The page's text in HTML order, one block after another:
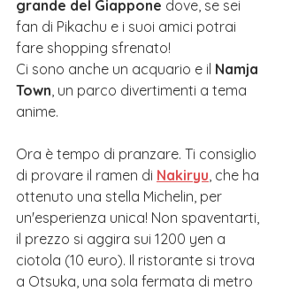
grande del Giappone dove, se sei
fan di Pikachu e i suoi amici potrai
fare shopping sfrenato!
Ci sono anche un acquario e il Namja
Town , un parco divertimenti a tema
anime.
Ora è tempo di pranzare. Ti consiglio
di provare il ramen di Nakiryu , che ha
ottenuto una stella Michelin, per
un'esperienza unica! Non spaventarti,
il prezzo si aggira sui 1200 yen a
ciotola (10 euro). Il ristorante si trova
a Otsuka, una sola fermata di metro